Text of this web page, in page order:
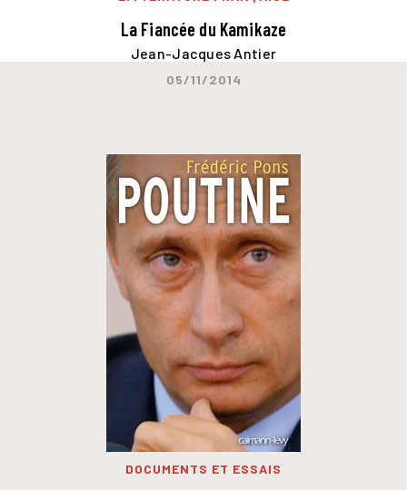
La Fiancée du Kamikaze
Jean-Jacques Antier
05/11/2014
DOCUMENTS ET ESSAIS